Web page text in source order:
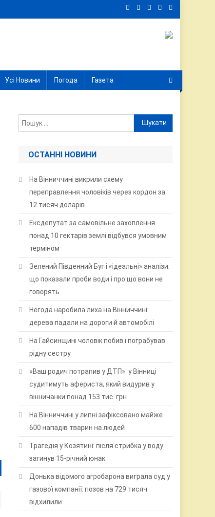
Усі Новини Погода Газета
Пошук:
ОСТАННІ НОВИНИ
На Вінниччині викрили схему
переправлення чоловіків через кордон за
12 тисяч доларів
Ексдепутат за самовільне захоплення
понад 10 гектарів землі відбувся умовним
терміном
Зелений Південний Буг і «ідеальні» аналізи:
що показали проби води і про що вони не
говорять
Негода наробила лиха на Вінниччині:
дерева падали на дороги й автомобілі
На Гайсинщині чоловік побив і пограбував
рідну сестру
«Ваш родич потрапив у ДТП»: у Вінниці
судитимуть афериста, який видурив у
вінничанки понад 153 тис. грн
На Вінниччині у липні зафіксовано майже
600 нападів тварин на людей
Трагедія у Козятині: після стрибка у воду
загинув 15-річний юнак
Донька відомого агробарона виграла суд у
газової компанії: позов на 729 тисяч
відхилили